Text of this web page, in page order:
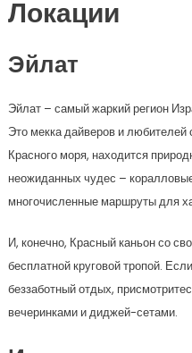
Локации
Эйлат
Эйлат – самый жаркий регион
Это мекка дайверов и любителей
Красного моря, находится
неожиданных чудес –
многочисленные маршруты для
И, конечно, Красный каньон со
бесплатной круговой тропой.
беззаботный отдых,
вечеринками и диджей-сетами.